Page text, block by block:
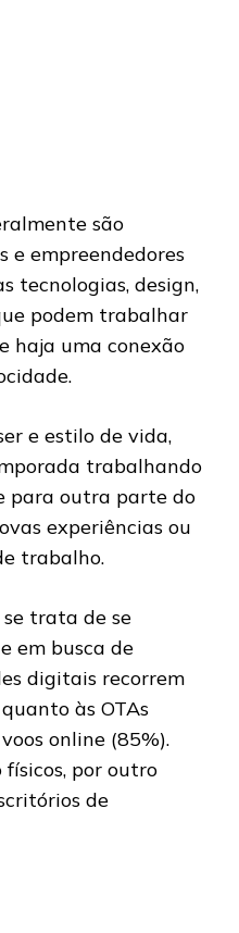
são
e empreendedores
tecnologias, design,
podem trabalhar
haja uma conexão
e estilo de vida,
trabalhando
para outra parte do
experiências ou
trabalho.
trata de se
em busca de
digitais recorrem
às OTAs
online (85%).
por outro
de